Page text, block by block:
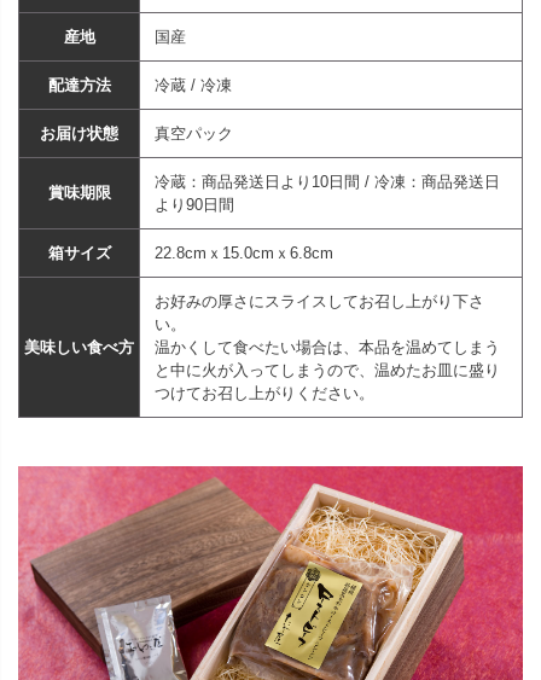
産地 国産
配達方法 冷蔵 / 冷凍
お届け状態 真空パック
賞味期限
冷蔵：商品発送日より10日間 / 冷凍：商品発送日
より90日間
箱サイズ 22.8cmｘ15.0cmｘ6.8cm
美味しい食べ方
お好みの厚さにスライスしてお召し上がり下さ
い。
温かくして食べたい場合は、本品を温めてしまう
と中に火が入ってしまうので、温めたお皿に盛り
つけてお召し上がりください。